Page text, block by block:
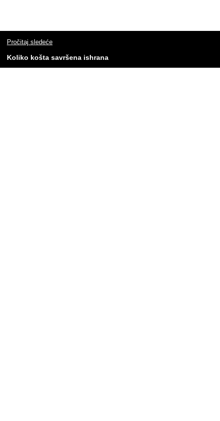
Pročitaj sledeće
Koliko košta savršena ishrana